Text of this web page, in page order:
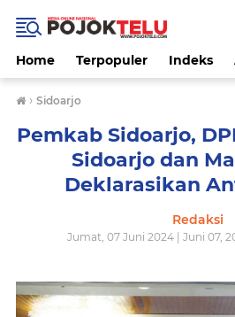
Home Terpopuler Indeks
› Sidoarjo
Pemkab Sidoarjo,
Sidoarjo dan
Deklarasikan
Redaksi
Jumat, 07 Juni 2024 | Juni 07,